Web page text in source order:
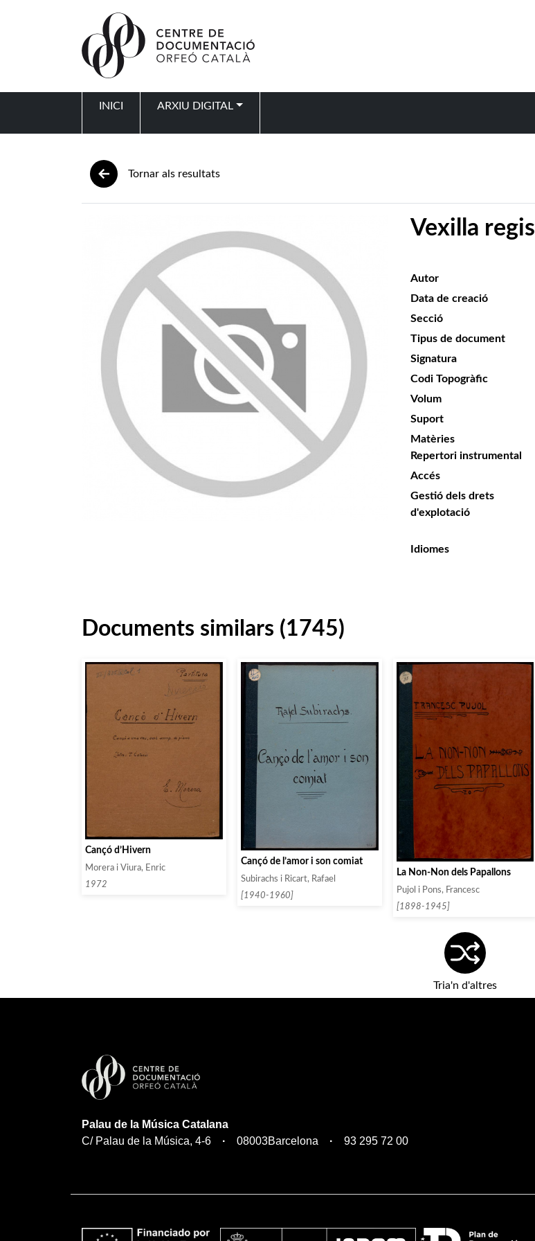
INICI ARXIU DIGITAL
Tornar als resultats
Vexilla regis
Autor
Data de creació
Secció
Tipus de document
Signatura
Codi Topogràfic
Volum
Suport
Matèries
Repertori instrumental
Accés
Gestió dels drets
d'explotació
Idiomes
Documents similars (1745)
Cançó d’Hivern
Morera i Viura, Enric
1972
Cançó de l’amor i son comiat
Subirachs i Ricart, Rafael
[1940-1960]
La Non-Non dels Papallons
Pujol i Pons, Francesc
[1898-1945]
Tria'n d'altres
Palau de la Música Catalana
C/ Palau de la Música, 4-6
08003Barcelona 93 295 72 00